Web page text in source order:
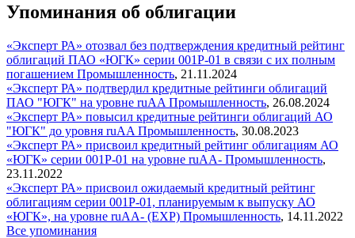
Упоминания об облигации
«Эксперт РА» отозвал без подтверждения кредитный рейтинг
облигаций ПАО «ЮГК» серии 001P-01 в связи с их полным
погашением Промышленность, 21.11.2024
«Эксперт РА» подтвердил кредитные рейтинги облигаций
ПАО "ЮГК" на уровне ruAA Промышленность, 26.08.2024
«Эксперт РА» повысил кредитные рейтинги облигаций АО
"ЮГК" до уровня ruAA Промышленность, 30.08.2023
«Эксперт РА» присвоил кредитный рейтинг облигациям АО
«ЮГК» серии 001P-01 на уровне ruAA- Промышленность,
23.11.2022
«Эксперт РА» присвоил ожидаемый кредитный рейтинг
облигациям серии 001P-01, планируемым к выпуску АО
«ЮГК», на уровне ruAA- (EXP) Промышленность, 14.11.2022
Все упоминания